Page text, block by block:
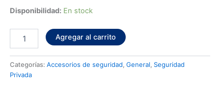
Disponibilidad: En stock
Agregar al carrito
Categorías: Accesorios de seguridad, General, Seguridad
Privada